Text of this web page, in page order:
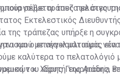
σέβεται τους πελάτες
τράπεζα με
Εκτελεστικός
της τράπεζας υπήρξε η
με νέα κουλτούρα, νέα
και ο επαγγελματισμός
καλύτερα το πελατολόγιό
του ιδρυτή της Ancoria
κ. Χάρης Γεωργιάδης,